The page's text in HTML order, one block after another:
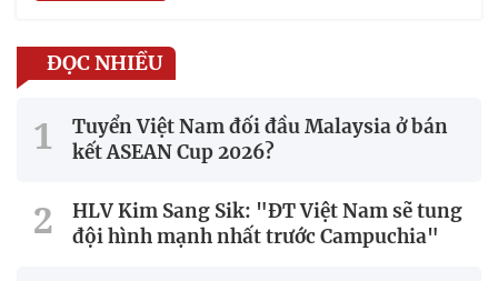
ĐỌC NHIỀU
Tuyển Việt Nam đối đầu Malaysia ở bán
kết ASEAN Cup 2026?
HLV Kim Sang Sik: "ĐT Việt Nam sẽ tung
đội hình mạnh nhất trước Campuchia"